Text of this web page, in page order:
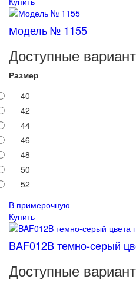
Модель № 1155
Доступные
Размер
40
42
44
46
48
50
52
В примерочную
Купить
BAF012B темно-серый
Доступные